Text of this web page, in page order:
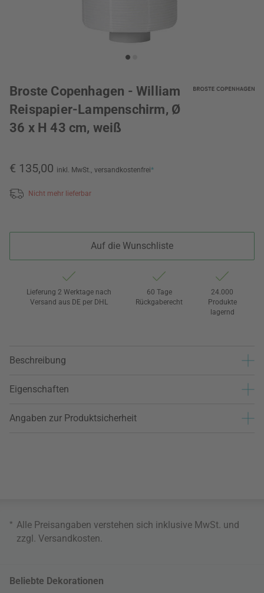
Broste Copenhagen - William
Reispapier-Lampenschirm, Ø
36 x H 43 cm, weiß
€ 135,00 inkl. MwSt., versandkostenfrei*
Nicht mehr lieferbar
Auf die Wunschliste
Lieferung 2 Werktage nach
Versand aus DE per DHL
60 Tage
Rückgaberecht
24.000
Produkte
lagernd
Beschreibung
Eigenschaften
Angaben zur Produktsicherheit
* Alle Preisangaben verstehen sich inklusive MwSt. und
zzgl. Versandkosten
Beliebte Dekorationen